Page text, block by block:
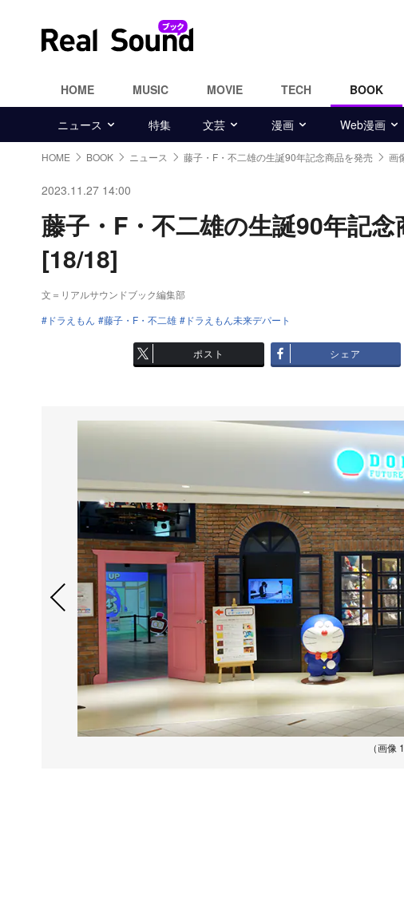
HOME MUSIC MOVIE TECH BOOK
ニュース 特集 文芸 漫画 Web漫画
HOME BOOK ニュース 藤子・F・不二雄の生誕90年記念商品を発売 画
2023.11.27 14:00
藤子・F・不二雄の生誕90年記
[18/18]
文＝リアルサウンドブック編集部
ドラえもん
藤子・F・不二雄 ドラえもん未来デパート
ポスト シェア
（画像